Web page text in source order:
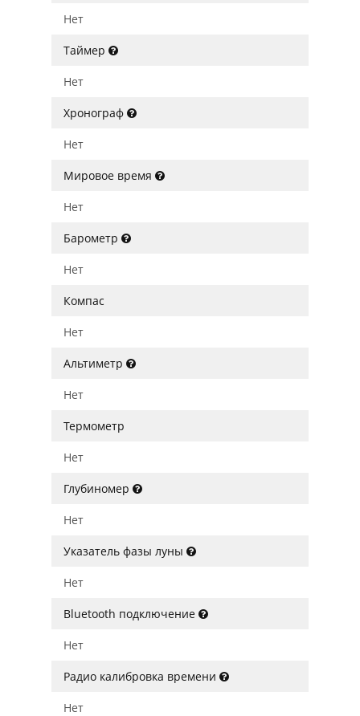
Нет
Таймер
Нет
Хронограф
Нет
Мировое время
Нет
Барометр
Нет
Компас
Нет
Альтиметр
Нет
Термометр
Нет
Глубиномер
Нет
Указатель фазы луны
Нет
Bluetooth подключение
Нет
Радио калибровка времени
Нет